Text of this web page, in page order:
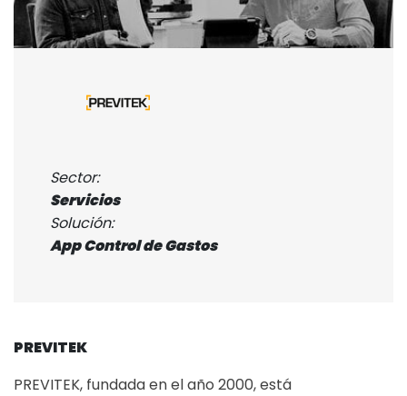
Sector:
Servicios
Solución:
App Control de Gastos
PREVITEK
PREVITEK, fundada en el año 2000, está